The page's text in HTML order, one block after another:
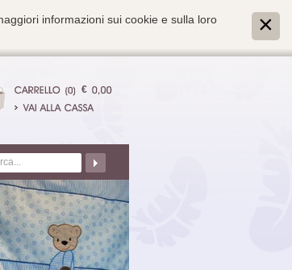
informazioni sui cookie e sulla loro
€